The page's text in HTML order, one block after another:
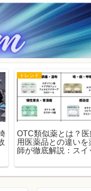
トレンド
OTC類似薬とは？医
用医薬品との違いを
師が徹底解説：スイ
完全ガイド